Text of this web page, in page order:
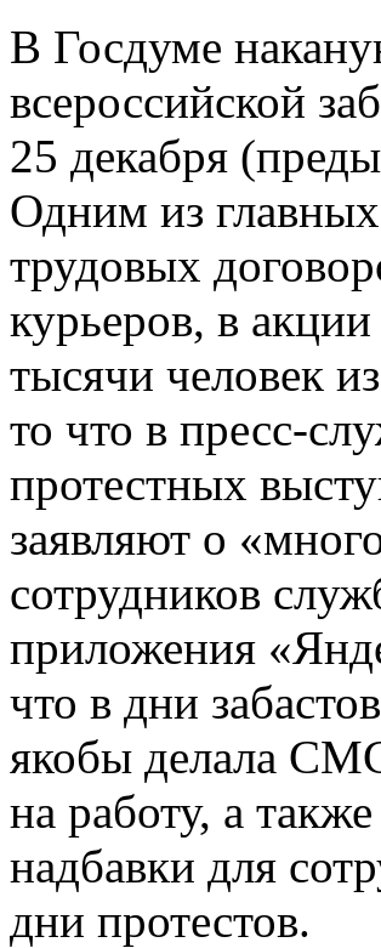
В Госдуме
всероссийской
25 декабря
Одним из главных
трудовых
курьеров, в
тысячи человек
то что в пресс-
протестных
заявляют о
сотрудников
приложения
что в дни
якобы делала
на работу, а
надбавки для
дни протестов.